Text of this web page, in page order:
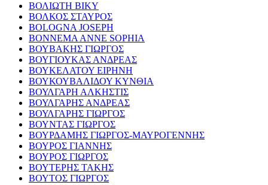
ΒΟΛΙΩΤΗ ΒΙΚΥ
ΒΟΛΚΟΣ ΣΤΑΥΡΟΣ
BOLOGNA JOSEPH
BONNEMA ANNE SOPHIA
ΒΟΥΒΑΚΗΣ ΓΙΩΡΓΟΣ
ΒΟΥΓΙΟΥΚΑΣ ΑΝΔΡΕΑΣ
ΒΟΥΚΕΛΑΤΟΥ ΕΙΡΗΝΗ
ΒΟΥΚΟΥΒΑΛΙΔΟΥ ΚΥΝΘΙΑ
ΒΟΥΛΓΑΡΗ ΑΛΚΗΣΤΙΣ
ΒΟΥΛΓΑΡΗΣ ΑΝΔΡΕΑΣ
ΒΟΥΛΓΑΡΗΣ ΓΙΩΡΓΟΣ
ΒΟΥΝΤΑΣ ΓΙΩΡΓΟΣ
ΒΟΥΡΔΑΜΗΣ ΓΙΩΡΓΟΣ-ΜΑΥΡΟΓΕΝΝΗΣ
ΒΟΥΡΟΣ ΓΙΑΝΝΗΣ
ΒΟΥΡΟΣ ΓΙΩΡΓΟΣ
ΒΟΥΤΕΡΗΣ ΤΑΚΗΣ
ΒΟΥΤΟΣ ΓΙΩΡΓΟΣ